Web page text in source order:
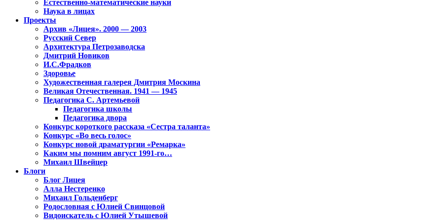
Естественно-математические науки
Наука в лицах
Проекты
Архив «Лицея». 2000 — 2003
Русский Север
Архитектура Петрозаводска
Дмитрий Новиков
И.С.Фрадков
Здоровье
Художественная галерея Дмитрия Москина
Великая Отечественная. 1941 — 1945
Педагогика С. Артемьевой
Педагогика школы
Педагогика двора
Конкурс короткого рассказа «Сестра таланта»
Конкурс «Во весь голос»
Конкурс новой драматургии «Ремарка»
Каким мы помним август 1991-го…
Михаил Швейцер
Блоги
Блог Лицея
Алла Нестеренко
Михаил Гольденберг
Родословная с Юлией Свинцовой
Видоискатель с Юлией Утышевой